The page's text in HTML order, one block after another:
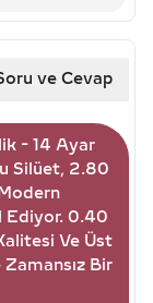
ve Cevap
- 14 Ayar
Silüet, 2.80
Ediyor. 0.40
Ve Üst
Bir